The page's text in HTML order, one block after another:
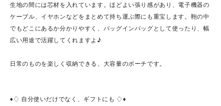
生地の間には芯材を入れています。ほどよい張り感があり、電子機器の
ケーブル、イヤホンなどをまとめて持ち運ぶ際にも重宝します。鞄の中
でもどこにあるか分かりやすく、バッグインバッグとして使ったり、幅
広い用途で活躍してくれますよ♪
日常のものを楽しく収納できる、大容量のポーチです。
♦♢ 自分使いだけでなく、ギフトにも ♢♦